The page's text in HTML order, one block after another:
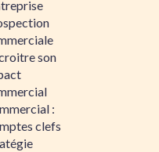
son
:
clefs